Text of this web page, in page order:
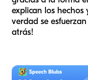
explican los hechos
verdad se
atrás!